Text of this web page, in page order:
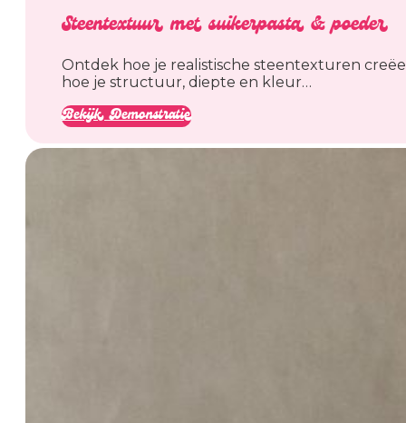
Steentextuur met suikerpasta & poeder
Ontdek hoe je realistische steentexturen
hoe je structuur, diepte en kleur…
Bekijk Demonstratie